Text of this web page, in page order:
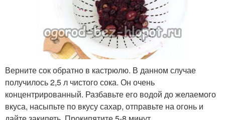
Верните сок обратно в кастрюлю. В данном случае
получилось 2,5 л чистого сока. Он очень
концентрированный. Разбавьте его водой до желаемого
вкуса, насыпьте по вкусу сахар, отправьте на огонь и